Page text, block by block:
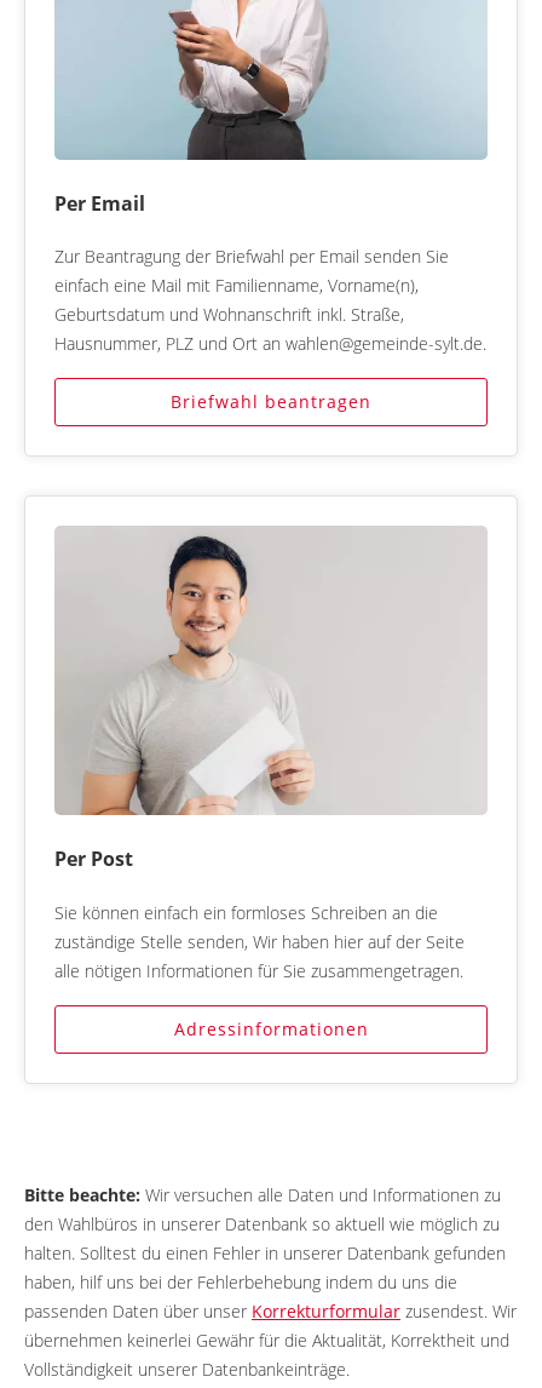
Per Email
Zur Beantragung der Briefwahl per Email senden Sie
einfach eine Mail mit Familienname, Vorname(n),
Geburtsdatum und Wohnanschrift inkl. Straße,
Hausnummer, PLZ und Ort an wahlen@gemeinde-sylt.de.
Briefwahl beantragen
Per Post
Sie können einfach ein formloses Schreiben an die
zuständige Stelle senden, Wir haben hier auf der Seite
alle nötigen Informationen für Sie zusammengetragen.
Adressinformationen
Bitte beachte: Wir versuchen alle Daten und Informationen zu
den Wahlbüros in unserer Datenbank so aktuell wie möglich zu
halten. Solltest du einen Fehler in unserer Datenbank gefunden
haben, hilf uns bei der Fehlerbehebung indem du uns die
passenden Daten über unser Korrekturformular zusendest. Wir
übernehmen keinerlei Gewähr für die Aktualität, Korrektheit und
Vollständigkeit unserer Datenbankeinträge.